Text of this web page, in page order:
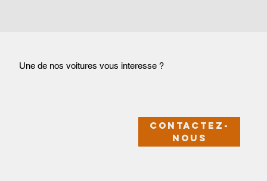
Une de nos voitures vous interesse ?
Contactez-
nous